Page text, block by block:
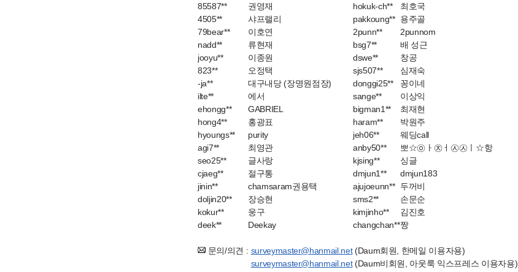
85587**
권영재 hokuk-ch**
최호국
4505**
샤프랠리 pakkoung** 용주골
79bear**
이호연 2punn**
2punnom
nadd**
류현재 bsg7**
배 성근
jooyu**
이종원 dswe**
창공
823**
오정택 sjs507**
심재숙
-ja**
대구내당 (장명원점장) donggi25**
꽁이네
ilte**
에서 sange**
이상익
ehongg**
GABRIEL bigman1**
최재현
hong4**
홍광표 haram**
박원주
hyoungs**
purity jeh06**
웨딩call
agi7**
최영관 anby50**
뽀☆㉧ㅏ㉨ㅓ㉦㉦ㅣ☆항
seo25**
글사랑 kjsing**
싱글
cjaeg**
절구통 dmjun1**
dmjun183
jinin**
chamsaram권용택 ajujoeunn**
두꺼비
doljin20**
장승현 sms2**
손문순
kokur**
웅구 kimjinho**
김진호
deek**
Deekay changchan**짱
문의/의견 : surveymaster@hanmail.net(Daum회원, 한메일 이용자용)
surveymaster@hanmail.net(Daum비회원, 아웃룩 익스프레스 이용자용)